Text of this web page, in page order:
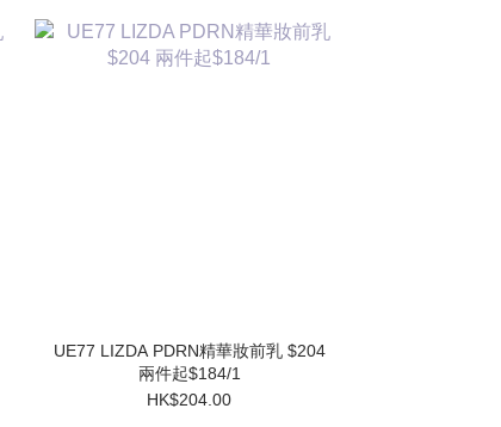
UE77 LIZDA PDRN精華妝前乳 $204
兩件起$184/1
HK$204.00